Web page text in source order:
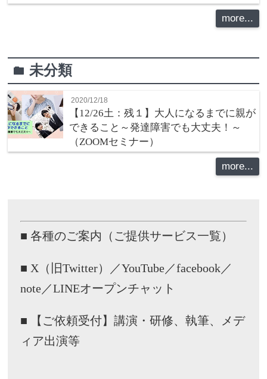
more...
folder未分類
2020/12/18
【12/26土：残１】大人になるまでに親が
できること～発達障害でも大丈夫！～
（ZOOMセミナー）
more...
■ 各種のご案内（ご提供サービス一覧）
■ X（旧Twitter）／YouTube／facebook／
note／LINEオープンチャット
■ 【ご依頼受付】講演・研修、執筆、メデ
ィア出演等